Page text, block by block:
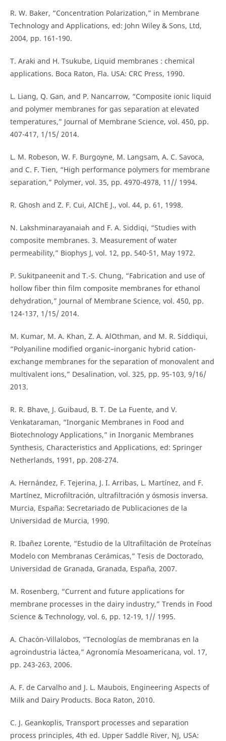
R. W. Baker, “Concentration Polarization,” in Membrane
Technology and Applications, ed: John Wiley & Sons, Ltd,
2004, pp. 161-190.
T. Araki and H. Tsukube, Liquid membranes : chemical
applications. Boca Raton, Fla. USA: CRC Press, 1990.
L. Liang, Q. Gan, and P. Nancarrow, “Composite ionic liquid
and polymer membranes for gas separation at elevated
temperatures,” Journal of Membrane Science, vol. 450, pp.
407-417, 1/15/ 2014.
L. M. Robeson, W. F. Burgoyne, M. Langsam, A. C. Savoca,
and C. F. Tien, “High performance polymers for membrane
separation,” Polymer, vol. 35, pp. 4970-4978, 11// 1994.
R. Ghosh and Z. F. Cui, AIChE J., vol. 44, p. 61, 1998.
N. Lakshminarayanaiah and F. A. Siddiqi, “Studies with
composite membranes. 3. Measurement of water
permeability,” Biophys J, vol. 12, pp. 540-51, May 1972.
P. Sukitpaneenit and T.-S. Chung, “Fabrication and use of
hollow fiber thin film composite membranes for ethanol
dehydration,” Journal of Membrane Science, vol. 450, pp.
124-137, 1/15/ 2014.
M. Kumar, M. A. Khan, Z. A. AlOthman, and M. R. Siddiqui,
“Polyaniline modified organic–inorganic hybrid cation-
exchange membranes for the separation of monovalent and
multivalent ions,” Desalination, vol. 325, pp. 95-103, 9/16/
2013.
R. R. Bhave, J. Guibaud, B. T. De La Fuente, and V.
Venkataraman, “Inorganic Membranes in Food and
Biotechnology Applications,” in Inorganic Membranes
Synthesis, Characteristics and Applications, ed: Springer
Netherlands, 1991, pp. 208-274.
A. Hernández, F. Tejerina, J. I. Arribas, L. Martínez, and F.
Martínez, Microfiltración, ultrafiltración y ósmosis inversa.
Murcia, España: Secretariado de Publicaciones de la
Universidad de Murcia, 1990.
R. Ibañez Lorente, “Estudio de la Ultrafiltación de Proteínas
Modelo con Membranas Cerámicas,” Tesis de Doctorado,
Universidad de Granada, Granada, España, 2007.
M. Rosenberg, “Current and future applications for
membrane processes in the dairy industry,” Trends in Food
Science & Technology, vol. 6, pp. 12-19, 1// 1995.
A. Chacón-Villalobos, “Tecnologías de membranas en la
agroindustria láctea,” Agronomía Mesoamericana, vol. 17,
pp. 243-263, 2006.
A. F. de Carvalho and J. L. Maubois, Engineering Aspects of
Milk and Dairy Products. Boca Raton, 2010.
C. J. Geankoplis, Transport processes and separation
process principles, 4th ed. Upper Saddle River, NJ, USA: